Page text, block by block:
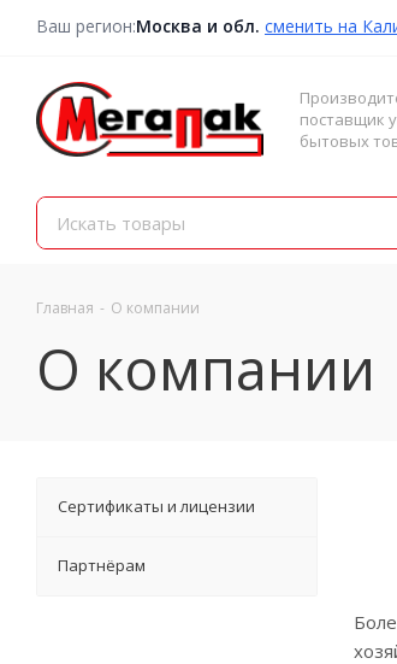
Ваш регион:Москва и обл. сменить на
поставщик
бытовых
Главная - О компании
О компании
Сертификаты и лицензии
Партнёрам